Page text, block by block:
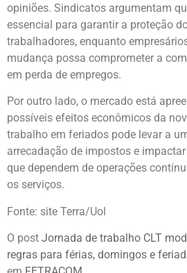
opiniões. Sindicatos argumentam
essencial para garantir a proteção
trabalhadores, enquanto
mudança possa comprometer a
em perda de empregos.
Por outro lado, o mercado está
possíveis efeitos econômicos da
trabalho em feriados pode levar a
arrecadação de impostos e
que dependem de operações
os serviços.
Fonte: site Terra/Uol
O post Jornada de trabalho CLT
regras para férias, domingos e